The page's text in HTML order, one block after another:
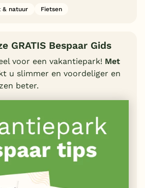
& natuur Fietsen
GRATIS Bespaar Gids
voor een vakantiepark! Met
u slimmer en voordeliger en
beter.